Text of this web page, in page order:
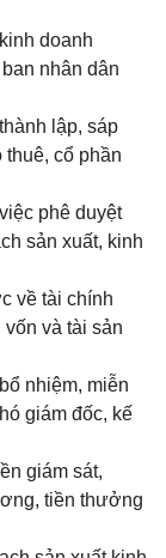
doanh
nhân dân
lập, sáp
thuê, cổ phần
phê duyệt
sản xuất, kinh
về tài chính
và tài sản
nhiệm, miễn
giám đốc, kế
giám sát,
tiền thưởng